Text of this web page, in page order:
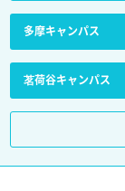
多摩キャンパス
茗荷谷キャンパス